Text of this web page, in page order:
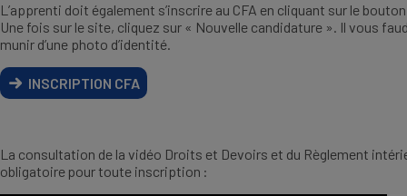
L’apprenti doit également s’inscrire au CFA en cliquant sur le
Une fois sur le site, cliquez sur « Nouvelle candidature ». Il vous
munir d’une photo d’identité.
INSCRIPTION CFA
La consultation de la vidéo Droits et Devoirs et du Règlement
obligatoire pour toute inscription :